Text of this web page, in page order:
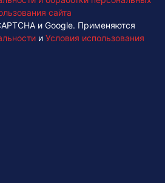
сайта
и Google. Применяются
и Условия использования